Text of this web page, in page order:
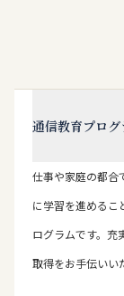
通信教育プロ
仕事や家庭の都合
に学習を進めるこ
ログラムです。充
取得をお手伝いい